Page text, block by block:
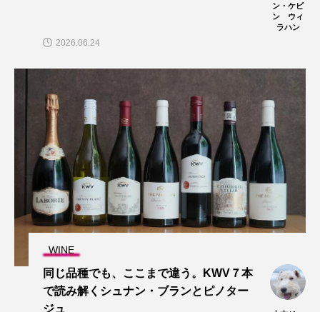
ン・ケビ
ン ウィ
ラハン
2026.06.24
WINE
同じ品種でも、ここまで違う。KWV７本
で読み解くシュナン・ブランとピノター
ジュ